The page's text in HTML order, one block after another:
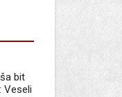
bit
Veseli